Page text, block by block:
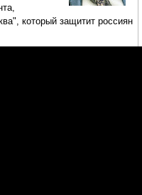
который защитит россиян